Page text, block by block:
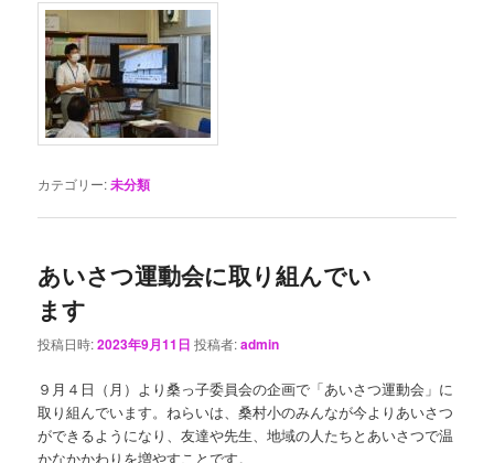
カテゴリー:未分類
あいさつ運動会に取り組んでい
ます
投稿日時:2023年9月11日 投稿者:admin
９月４日（月）より桑っ子委員会の企画で「あいさつ運動会」に
取り組んでいます。ねらいは、桑村小のみんなが今よりあいさつ
ができるようになり、友達や先生、地域の人たちとあいさつで温
かなかかわりを増やすことです。